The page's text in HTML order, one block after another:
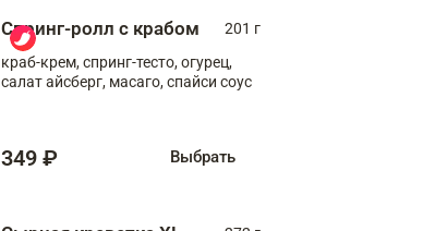
Спринг-ролл с крабом
201 г
краб-крем, спринг-тесто, огурец,
салат айсберг, масаго, спайси соус
349 ₽ Выбрать